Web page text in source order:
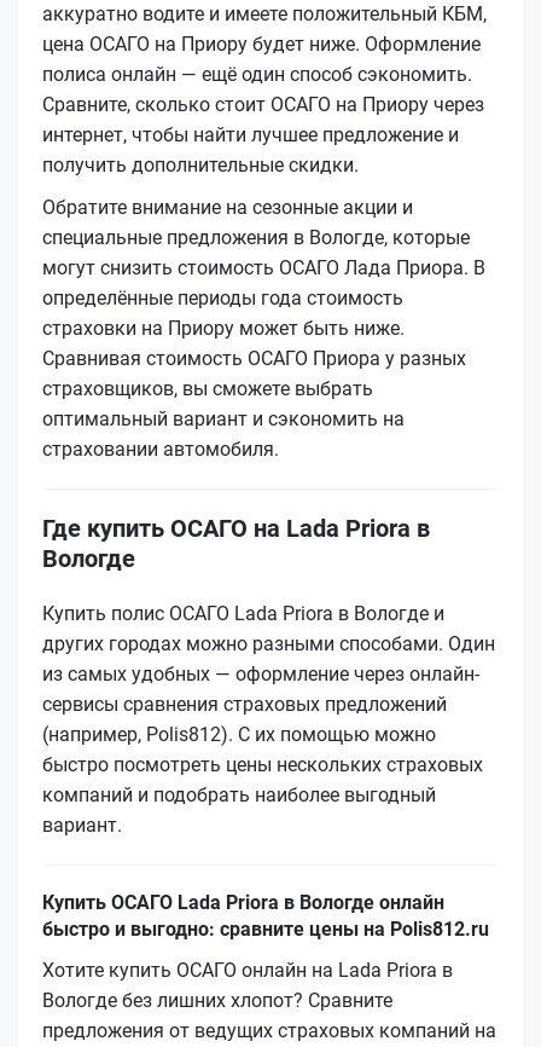
аккуратно водите и имеете положительный КБМ,
цена ОСАГО на Приору будет ниже. Оформление
полиса онлайн — ещё один способ сэкономить.
Сравните, сколько стоит ОСАГО на Приору через
интернет, чтобы найти лучшее предложение и
получить дополнительные скидки.
Обратите внимание на сезонные акции и
специальные предложения в Вологде, которые
могут снизить стоимость ОСАГО Лада Приора. В
определённые периоды года стоимость
страховки на Приору может быть ниже.
Сравнивая стоимость ОСАГО Приора у разных
страховщиков, вы сможете выбрать
оптимальный вариант и сэкономить на
страховании автомобиля.
Где купить ОСАГО на Lada Priora в
Вологде
Купить полис ОСАГО Lada Priora в Вологде и
других городах можно разными способами. Один
из самых удобных — оформление через онлайн-
сервисы сравнения страховых предложений
(например, Polis812). С их помощью можно
быстро посмотреть цены нескольких страховых
компаний и подобрать наиболее выгодный
вариант.
Купить ОСАГО Lada Priora в Вологде онлайн
быстро и выгодно: сравните цены на Polis812.ru
Хотите купить ОСАГО онлайн на Lada Priora в
Вологде без лишних хлопот? Сравните
предложения от ведущих страховых компаний на